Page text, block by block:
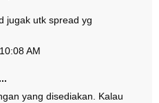
jugak utk spread yg
AM
yang disediakan. Kalau